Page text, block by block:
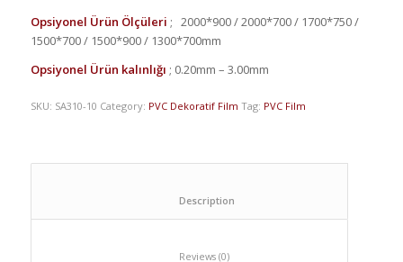
Opsiyonel Ürün Ölçüleri ; 2000*900 / 2000*700 / 1700*750 /
1500*700 / 1500*900 / 1300*700mm
Opsiyonel Ürün kalınlığı ; 0.20mm – 3.00mm
SKU: SA310-10 Category: PVC Dekoratif Film Tag: PVC Film
						Reviews (0)